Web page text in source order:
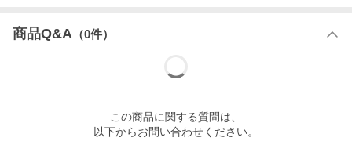
商品Q&A （0件）
この商品に関する質問は、
以下からお問い合わせください。